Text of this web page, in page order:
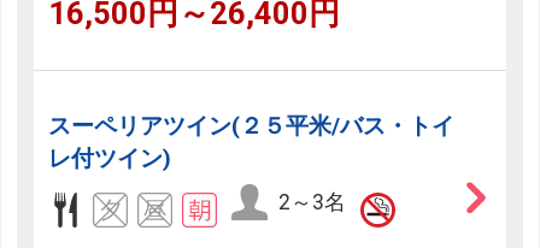
16,500円～26,400円
スーペリアツイン(２５平米/バス・トイ
レ付ツイン)
2～3名